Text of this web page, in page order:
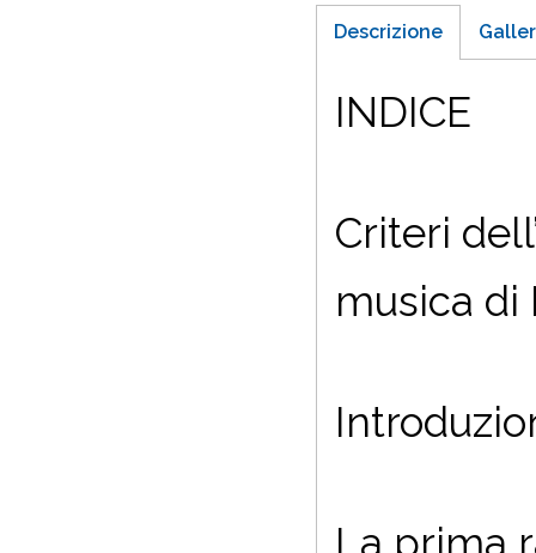
Descrizione
INDICE
Criteri
musica di
La prima